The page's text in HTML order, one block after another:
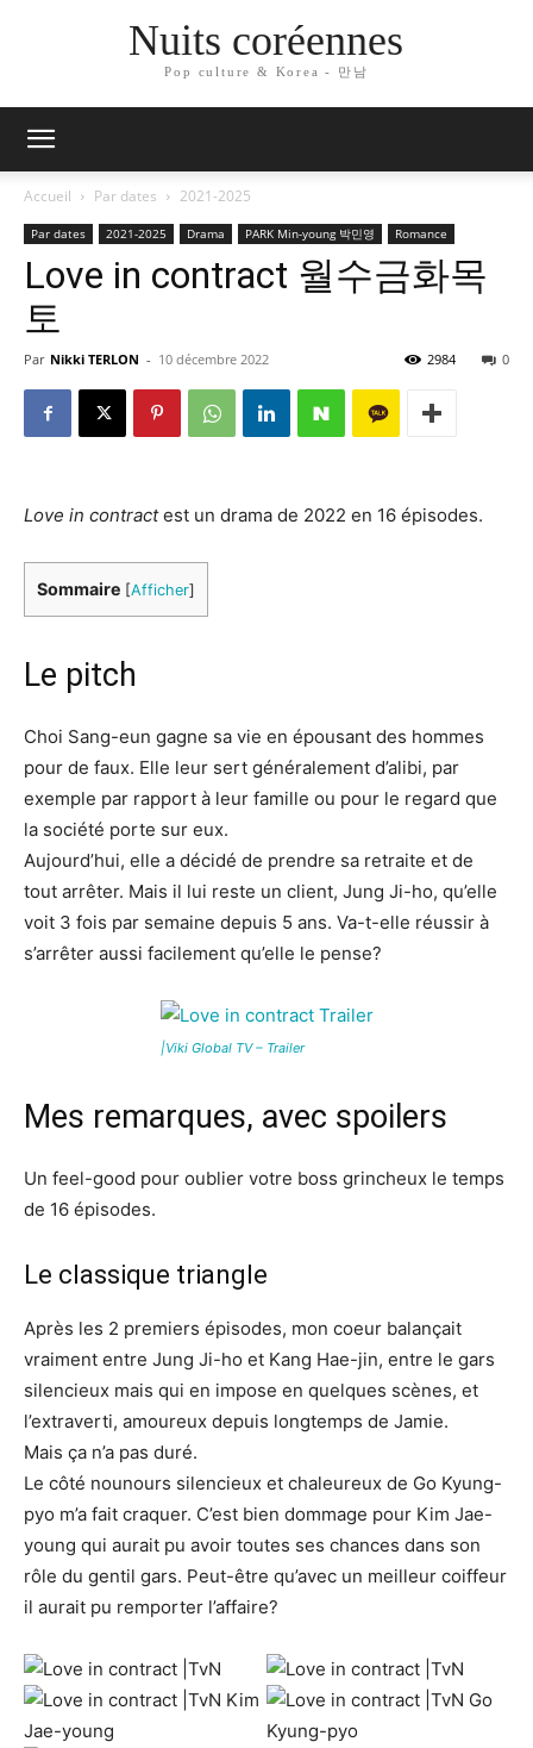
Nuits coréennes
Pop culture & Korea - 만남
Accueil Par dates 2021-2025
Par dates 2021-2025 Drama PARK Min-young 박민영 Romance
Love in contract 월수금화목
토
Par Nikki TERLON - 10 décembre 2022 0
2984
Love in contractest un drama de 2022 en 16 épisodes.
Sommaire [Afficher]
Le pitch
Choi Sang-eun gagne sa vie en épousant des hommes
pour de faux. Elle leur sert généralement d’alibi, par
exemple par rapport à leur famille ou pour le regard que
la société porte sur eux.
Aujourd’hui, elle a décidé de prendre sa retraite et de
tout arrêter. Mais il lui reste un client, Jung Ji-ho, qu’elle
voit 3 fois par semaine depuis 5 ans. Va-t-elle réussir à
s’arrêter aussi facilement qu’elle le pense?
|Viki Global TV – Trailer
Mes remarques, avec spoilers
Un feel-good pour oublier votre boss grincheux le temps
de 16 épisodes.
Le classique triangle
Après les 2 premiers épisodes, mon coeur balançait
vraiment entre Jung Ji-ho et Kang Hae-jin, entre le gars
silencieux mais qui en impose en quelques scènes, et
l’extraverti, amoureux depuis longtemps de Jamie.
Mais ça n’a pas duré.
Le côté nounours silencieux et chaleureux de Go Kyung-
pyo m’a fait craquer. C’est bien dommage pour Kim Jae-
young qui aurait pu avoir toutes ses chances dans son
rôle du gentil gars. Peut-être qu’avec un meilleur coiffeur
il aurait pu remporter l’affaire?